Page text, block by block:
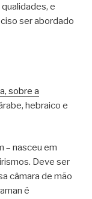
e
ser abordado
sobre a
hebraico e
– nasceu em
Deve ser
câmara de mão
é